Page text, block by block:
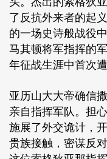
了反抗外来者的起
的一场史诗般战役
马其顿将军指挥的
年征战生涯中首次
亚历山大大帝确信
亲自指挥军队。担
施展了外交诡计，
贵族接触，密谋反